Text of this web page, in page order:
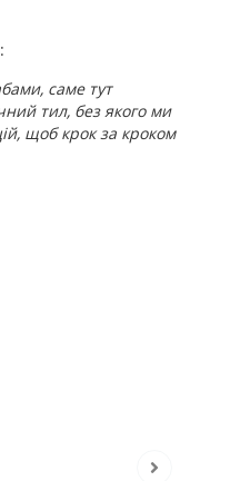
саме тут
тил, без якого ми
щоб крок за кроком